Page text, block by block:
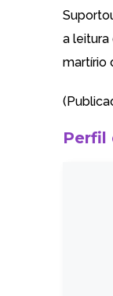
a
martírio
Perfil